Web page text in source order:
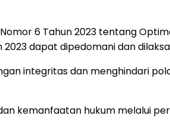
6 Tahun 2023 tentang
dapat dipedomani dan
integritas dan menghindari
kemanfaatan hukum melalui